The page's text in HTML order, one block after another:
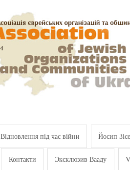
Відновлення під час війни Йосип
Контакти Эксклюзив Вааду